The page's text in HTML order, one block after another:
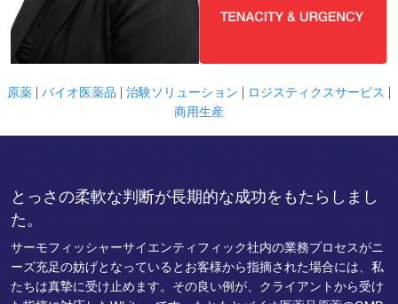
原薬 | バイオ医薬品 | 治験ソリューション | ロジスティクスサービス |
商用生産
とっさの柔軟な判断が長期的な成功をもたらしまし
た。
サーモフィッシャーサイエンティフィック社内の業務プロセスがニ
ーズ充足の妨げとなっているとお客様から指摘された場合には、私
たちは真摯に受け止めます。その良い例が、クライアントから受け